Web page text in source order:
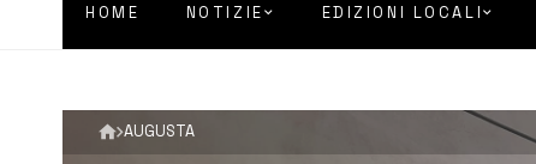
HOME NOTIZIE EDIZIONI LOCALI
AUGUSTA